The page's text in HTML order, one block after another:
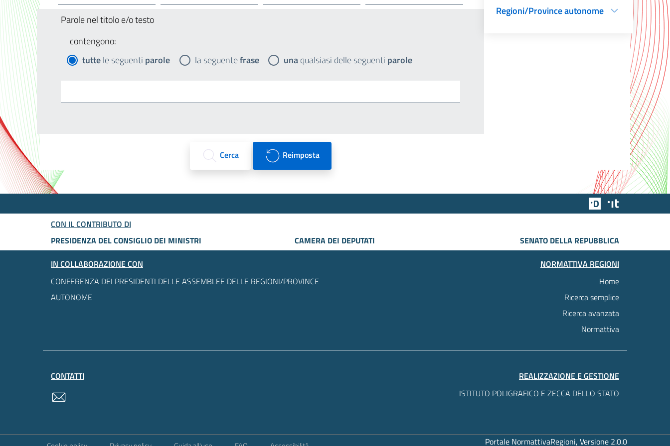
Parole nel titolo e/o testo
contengono:
tuttele seguenti parole la seguentefrase unaqualsiasi delle seguenti parole
Cerca Reimposta
Regioni/Province autonome
Team Digitale
CON IL CONTRIBUTO DI
PRESIDENZA DEL CONSIGLIO DEI MINISTRI
CAMERA DEI DEPUTATI
SENATO DELLA REPUBBLICA
IN COLLABORAZIONE CON
CONFERENZA DEI PRESIDENTI DELLE ASSEMBLEE DELLE REGIONI/PROVINCE
AUTONOME
NORMATTIVA REGIONI
Home
Ricerca semplice
Ricerca avanzata
Normattiva
CONTATTI
REALIZZAZIONE E GESTIONE
ISTITUTO POLIGRAFICO E ZECCA DELLO STATO
Portale NormattivaRegioni, Versione 2.0.0